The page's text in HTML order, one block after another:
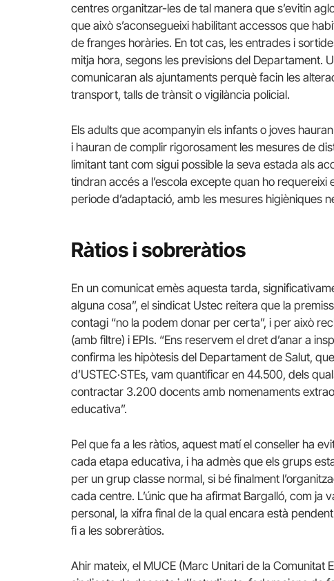
centres organitzar-les de tal manera que s’evitin
que això s’aconsegueixi habilitant accessos que
de franges horàries. En tot cas, les entrades i
mitja hora, segons les previsions del Departament.
comunicaran als ajuntaments perquè facin les
transport, talls de trànsit o vigilància policial.
Els adults que acompanyin els infants o joves
i hauran de complir rigorosament les mesures de
limitant tant com sigui possible la seva estada als
tindran accés a l’escola excepte quan ho
periode d’adaptació, amb les mesures higièniques
Ràtios i sobreràtios
En un comunicat emès aquesta tarda,
alguna cosa”, el sindicat Ustec reitera que la
contagi “no la podem donar per certa”, i per això
(amb filtre) i EPIs. “Ens reservem el dret d’anar a
confirma les hipòtesis del Departament de Salut,
d’USTEC·STEs, vam quantificar en 44.500, dels
contractar 3.200 docents amb nomenaments
educativa”.
Pel que fa a les ràtios, aquest matí el conseller ha
cada etapa educativa, i ha admès que els grups
per un grup classe normal, si bé finalment
cada centre. L’únic que ha afirmat Bargalló, com ja
personal, la xifra final de la qual encara està
fi a les sobreràtios.
Ahir mateix, el MUCE (Marc Unitari de la Comunitat